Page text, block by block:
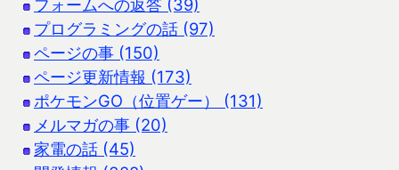
フォームへの返答 (39)
プログラミングの話 (97)
ページの事 (150)
ページ更新情報 (173)
ポケモンGO（位置ゲー） (131)
メルマガの事 (20)
家電の話 (45)